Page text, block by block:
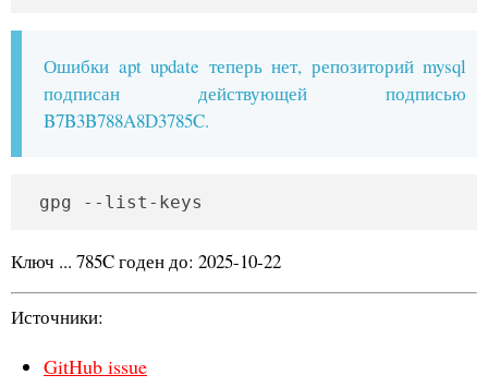
Ошибки apt update теперь нет, репозиторий mysql
подписан действующей подписью
B7B3B788A8D3785C.
gpg --list-keys
Ключ ... 785C годен до: 2025-10-22
Источники:
GitHub issue